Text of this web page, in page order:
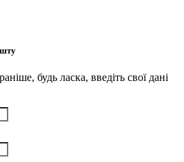
будь ласка, введіть свої дані